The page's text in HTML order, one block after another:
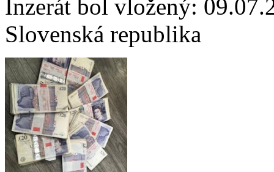
Inzerát bol vložený:
Slovenská republika